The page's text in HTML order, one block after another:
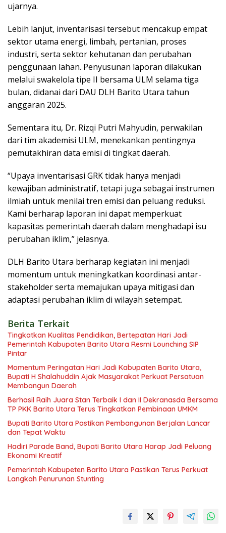
ujarnya.
Lebih lanjut, inventarisasi tersebut mencakup empat
sektor utama energi, limbah, pertanian, proses
industri, serta sektor kehutanan dan perubahan
penggunaan lahan. Penyusunan laporan dilakukan
melalui swakelola tipe II bersama ULM selama tiga
bulan, didanai dari DAU DLH Barito Utara tahun
anggaran 2025.
Sementara itu, Dr. Rizqi Putri Mahyudin, perwakilan
dari tim akademisi ULM, menekankan pentingnya
pemutakhiran data emisi di tingkat daerah.
“Upaya inventarisasi GRK tidak hanya menjadi
kewajiban administratif, tetapi juga sebagai instrumen
ilmiah untuk menilai tren emisi dan peluang reduksi.
Kami berharap laporan ini dapat memperkuat
kapasitas pemerintah daerah dalam menghadapi isu
perubahan iklim,” jelasnya.
DLH Barito Utara berharap kegiatan ini menjadi
momentum untuk meningkatkan koordinasi antar-
stakeholder serta memajukan upaya mitigasi dan
adaptasi perubahan iklim di wilayah setempat.
Berita Terkait
Tingkatkan Kualitas Pendidikan, Bertepatan Hari Jadi
Pemerintah Kabupaten Barito Utara Resmi Lounching SIP
Pintar
Momentum Peringatan Hari Jadi Kabupaten Barito Utara,
Bupati H Shalahuddin Ajak Masyarakat Perkuat Persatuan
Membangun Daerah
Berhasil Raih Juara Stan Terbaik I dan II Dekranasda Bersama
TP PKK Barito Utara Terus Tingkatkan Pembinaan UMKM
Bupati Barito Utara Pastikan Pembangunan Berjalan Lancar
dan Tepat Waktu
Hadiri Parade Band, Bupati Barito Utara Harap Jadi Peluang
Ekonomi Kreatif
Pemerintah Kabupeten Barito Utara Pastikan Terus Perkuat
Langkah Penurunan Stunting